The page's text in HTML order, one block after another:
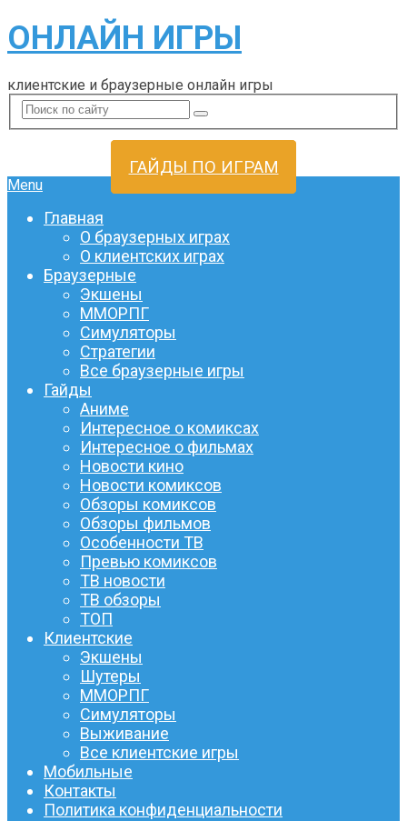
ОНЛАЙН ИГРЫ
клиентские и браузерные онлайн игры
ГАЙДЫ ПО ИГРАМ
Menu
Главная
О браузерных играх
О клиентских играх
Браузерные
Экшены
ММОРПГ
Симуляторы
Стратегии
Все браузерные игры
Гайды
Аниме
Интересное о комиксах
Интересное о фильмах
Новости кино
Новости комиксов
Обзоры комиксов
Обзоры фильмов
Особенности ТВ
Превью комиксов
ТВ новости
ТВ обзоры
ТОП
Клиентские
Экшены
Шутеры
ММОРПГ
Симуляторы
Выживание
Все клиентские игры
Мобильные
Контакты
Политика конфиденциальности